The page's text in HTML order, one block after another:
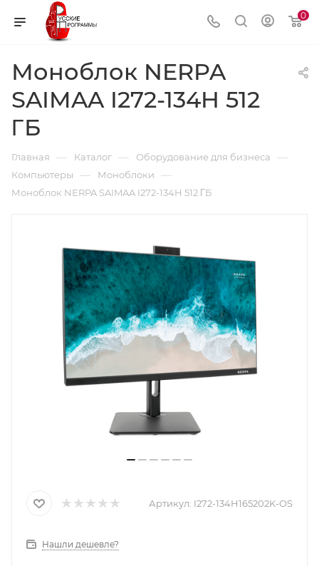
0
Моноблок NERPA
SAIMAA I272-134H 512
ΓБ
Главная — Каталог — Оборудование для бизнеса —
Компьютеры — Моноблоки —
Моноблок NERPA SAIMAA I272-134H 512 ΓБ
Артикул: I272-134H165202K-OS
Нашли дешевле?